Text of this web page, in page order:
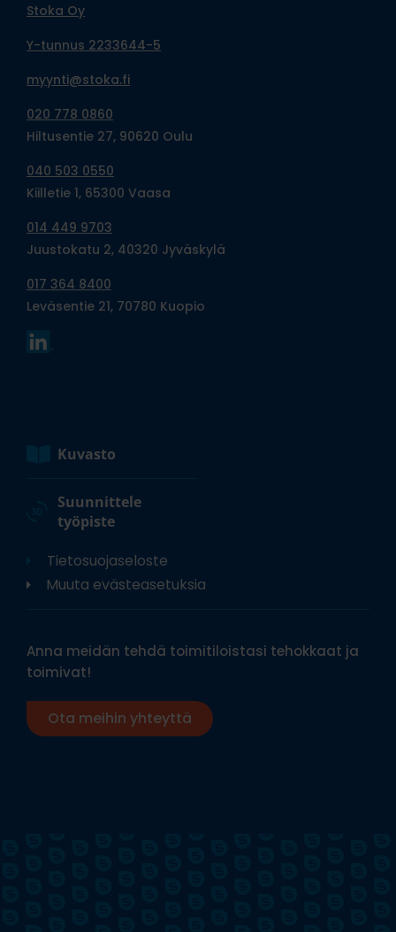
Stoka Oy
Y-tunnus 2233644-5
myynti@stoka.fi
020 778 0860
Hiltusentie 27, 90620 Oulu
040 503 0550
Kiilletie 1, 65300 Vaasa
014 449 9703
Juustokatu 2, 40320 Jyväskylä
017 364 8400
Leväsentie 21, 70780 Kuopio
Kuvasto
Suunnittele
työpiste
Tietosuojaseloste
Muuta evästeasetuksia
Anna meidän tehdä toimitiloistasi tehokkaat ja
toimivat!
Ota meihin yhteyttä